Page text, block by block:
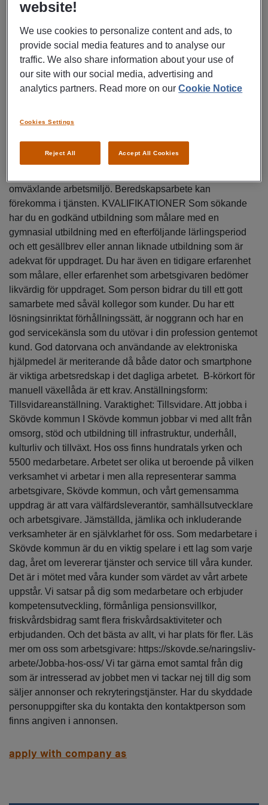
arbetar med all form av måleriarbete inom kommunens
inomhus och utomhus av väggar, tak, snickerier
(dörrar/fönster) och fasader med pensel, roller och- eller
spruta. Uppsättning av tapeter och väv förekommer och
även andra fastighetsrelaterade arbeten kan förekomma.
Arbetet som målare kräver en god materialkännedom, att
för att få ett bra slutresultat. Våra fastigheter och
omväxlande arbetsmiljö. Beredskapsarbete kan
förekomma i tjänsten. KVALIFIKATIONER Som sökande
har du en godkänd utbildning som målare med en
gymnasial utbildning med en efterföljande lärlingsperiod
och ett gesällbrev eller annan liknade utbildning som är
adekvat för uppdraget. Du har även en tidigare erfarenhet
som målare, eller erfarenhet som arbetsgivaren bedömer
likvärdig för uppdraget. Som person bidrar du till ett gott
samarbete med såväl kollegor som kunder. Du har ett
lösningsinriktat förhållningssätt, är noggrann och har en
god servicekänsla som du utövar i din profession gentemot
kund. God datorvana och användande av elektroniska
hjälpmedel är meriterande då både dator och smartphone
är viktiga arbetsredskap i det dagliga arbetet. B-körkort för
manuell växellåda är ett krav. Anställningsform:
Tillsvidareanställning. Varaktighet: Tillsvidare. Att jobba i
Skövde kommun I Skövde kommun jobbar vi med allt från
omsorg, stöd och utbildning till infrastruktur, underhåll,
kulturliv och tillväxt. Hos oss finns hundratals yrken och
5500 medarbetare. Arbetet ser olika ut beroende på vilken
verksamhet vi arbetar i men alla representerar samma
arbetsgivare, Skövde kommun, och vårt gemensamma
uppdrag är att vara välfärdsleverantör, samhällsutvecklare
och arbetsgivare. Jämställda, jämlika och inkluderande
verksamheter är en självklarhet för oss. Som medarbetare i
Skövde kommun är du en viktig spelare i ett lag som varje
dag, året om levererar tjänster och service till våra kunder.
Det är i mötet med våra kunder som värdet av vårt arbete
uppstår. Vi satsar på dig som medarbetare och erbjuder
kompetensutveckling, förmånliga pensionsvillkor,
friskvårdsbidrag samt flera friskvårdsaktiviteter och
erbjudanden. Och det bästa av allt, vi har plats för fler. Läs
mer om oss som arbetsgivare: https://skovde.se/naringsliv-
arbete/Jobba-hos-oss/ Vi tar gärna emot samtal från dig
som är intresserad av jobbet men vi tackar nej till dig som
säljer annonser och rekryteringstjänster. Har du skyddade
personuppgifter ska du kontakta den kontaktperson som
finns angiven i annonsen.
apply with company as
website!
We use cookies to personalize content and ads, to
provide social media features and to analyse our
traffic. We also share information about your use of
our site with our social media, advertising and
analytics partners. Read more on ourCookie Notice
Reject All Accept All Cookies
Cookies Settings